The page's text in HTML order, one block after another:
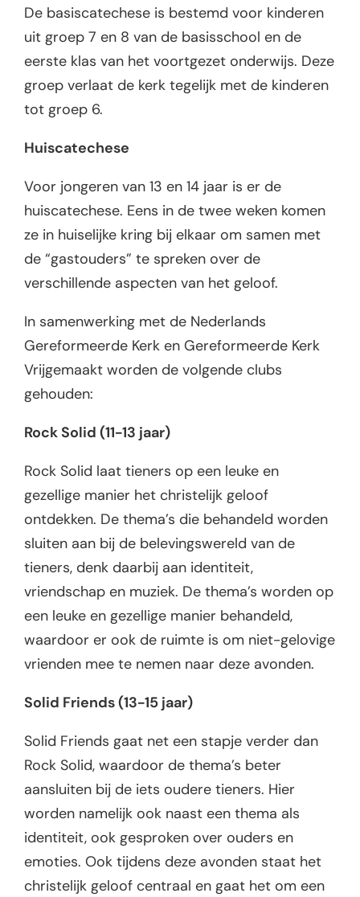
De basiscatechese is bestemd voor kinderen
uit groep 7 en 8 van de basisschool en de
eerste klas van het voortgezet onderwijs. Deze
groep verlaat de kerk tegelijk met de kinderen
tot groep 6.
Huiscatechese
Voor jongeren van 13 en 14 jaar is er de
huiscatechese. Eens in de twee weken komen
ze in huiselijke kring bij elkaar om samen met
de “gastouders” te spreken over de
verschillende aspecten van het geloof.
In samenwerking met de Nederlands
Gereformeerde Kerk en Gereformeerde Kerk
Vrijgemaakt worden de volgende clubs
gehouden:
Rock Solid (11-13 jaar)
Rock Solid laat tieners op een leuke en
gezellige manier het christelijk geloof
ontdekken. De thema’s die behandeld worden
sluiten aan bij de belevingswereld van de
tieners, denk daarbij aan identiteit,
vriendschap en muziek. De thema’s worden op
een leuke en gezellige manier behandeld,
waardoor er ook de ruimte is om niet-gelovige
vrienden mee te nemen naar deze avonden.
Solid Friends (13-15 jaar)
Solid Friends gaat net een stapje verder dan
Rock Solid, waardoor de thema’s beter
aansluiten bij de iets oudere tieners. Hier
worden namelijk ook naast een thema als
identiteit, ook gesproken over ouders en
emoties. Ook tijdens deze avonden staat het
christelijk geloof centraal en gaat het om een